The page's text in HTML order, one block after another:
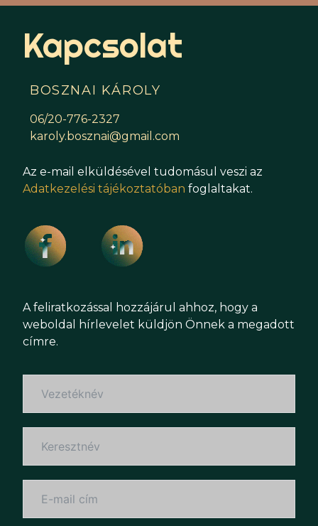
Kapcsolat
BOSZNAI KÁROLY
06/20-776-2327
karoly.bosznai@gmail.com
Az e-mail elküldésével tudomásul veszi az
Adatkezelési tájékoztatóban foglaltakat.
A feliratkozással hozzájárul ahhoz, hogy a
weboldal hírlevelet küldjön Önnek a megadott
címre.